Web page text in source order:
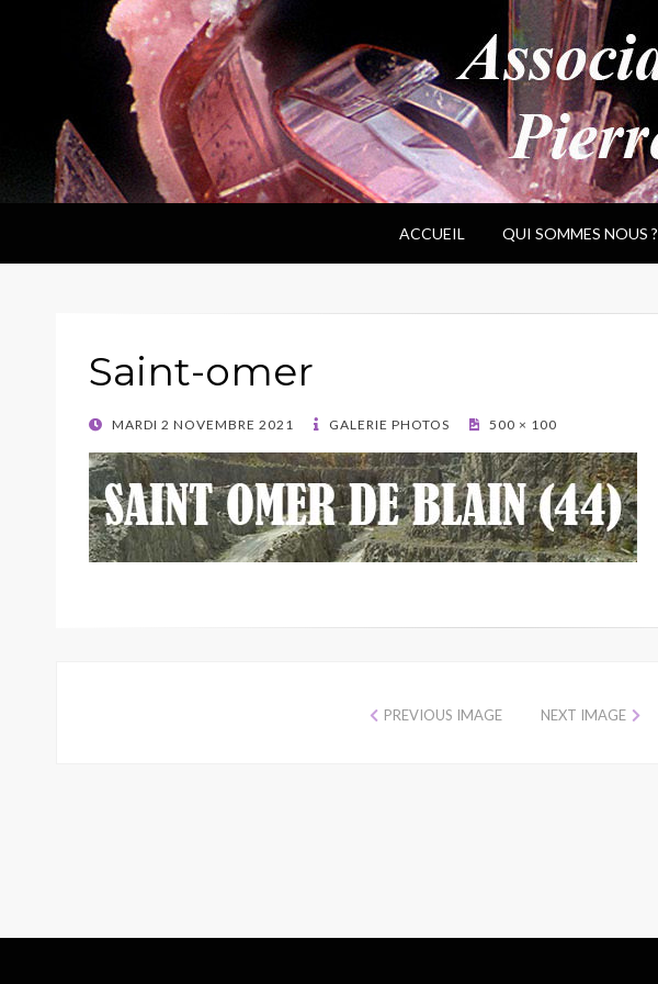
ANPF
Association Nantaise Pierres et Fossiles
ACCUEIL QUI SOMMES NOUS ?
Saint-omer
POSTED
MARDI 2 NOVEMBRE 2021 GALERIE PHOTOS 500 × 100
PREVIOUS IMAGE NEXT IMAGE